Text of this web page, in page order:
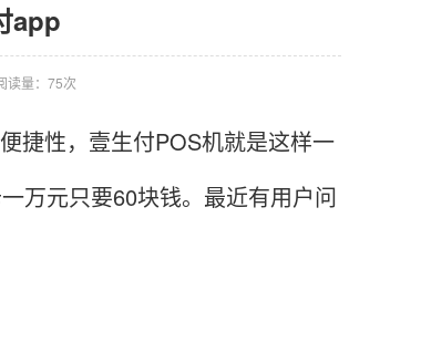
app
读量：75次
捷性，壹生付POS机就是这样一
万元只要60块钱。最近有用户问